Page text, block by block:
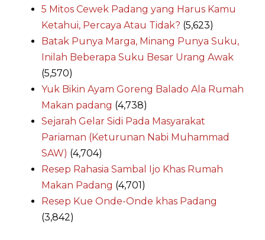
5 Mitos Cewek Padang yang Harus Kamu
Ketahui, Percaya Atau Tidak? (5,623)
Batak Punya Marga, Minang Punya Suku,
Inilah Beberapa Suku Besar Urang Awak
(5,570)
Yuk Bikin Ayam Goreng Balado Ala Rumah
Makan padang (4,738)
Sejarah Gelar Sidi Pada Masyarakat
Pariaman (Keturunan Nabi Muhammad
SAW) (4,704)
Resep Rahasia Sambal Ijo Khas Rumah
Makan Padang (4,701)
Resep Kue Onde-Onde khas Padang
(3,842)